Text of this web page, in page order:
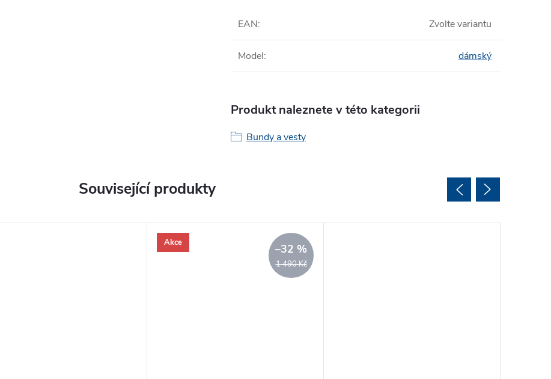
EAN: Zvolte variantu
Model: dámský
Produkt naleznete v této kategorii
Bundy a vesty
Související produkty
Akce
1 490 Kč
–32 %